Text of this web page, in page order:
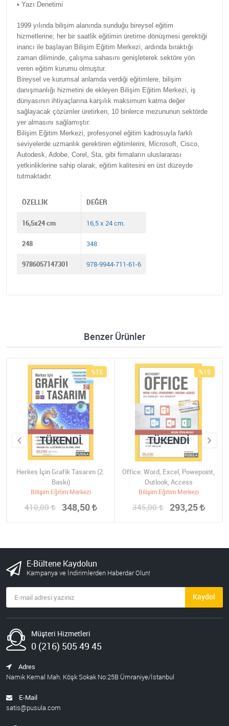
• Yazı Denetimi
1999 yılında bilişim alanında sunduğu bireysel eğitim
hizmetlerine; her bir saatlik eğitimin üretime dönüşmesi gerektiği
inancı ile başlayan Bilişim Eğitim Merkezi, ardında bıraktığı
zaman diliminde, çalışma sahasını genişleterek sektöre yön
veren eğitim kurumu olmuştur.
Bireysel ve kurumsal anlamda verdiği eğitimlere, bilişim
danışmanlığı hizmetini de ekleyen Bilişim Eğitim Merkezi, iş
dünyasının ihtiyaçlarına karşılık maksimum katma değer
sağlayacak çözümler üretirken, 10 binlerce mezununun sektörde
yer almasını sağlamıştır.
Bilişim Eğitim Merkezi, profesyonel eğitim kadrosuyla farklı
seviyelerde uzmanlık gerektiren eğitimlerini, Microsoft, Cisco,
Autodesk, Adobe, Corel, Sta, gibi firmaların uluslararası
yetkinliklerine sahip olarak, eğitim kalitesini en üst düzeyde
tutmaktadır.
ÖZELLIK DEĞER
16,5x24 cm 16,5 x 24 cm.
248 348
9786057147301 978-9944-711-61-6
Benzer Ürünler
Herkes İçin Grafik Tasarım (2.
Baskı)
Bilişim Eğitim Merkezi
410,00 348,50
%15
TÜKENDI
Office: Word, Excel, Powepoint,
Outlook, Access
Bilişim Eğitim Merkezi
345,00 293,25
%15
TÜKENDI
E-Bültene Kaydolun
Kampanya ve İndirimlerden Haberdar Olun!
Kaydol
Müşteri Hizmetleri
0 (216) 505 49 45
Adres
Namık Kemal Mah. Köşk Sokak No:25B Ümraniye/İstanbul
E-Mail
satis@pusula.com